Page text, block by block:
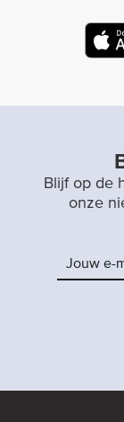
Blijf op de
onze